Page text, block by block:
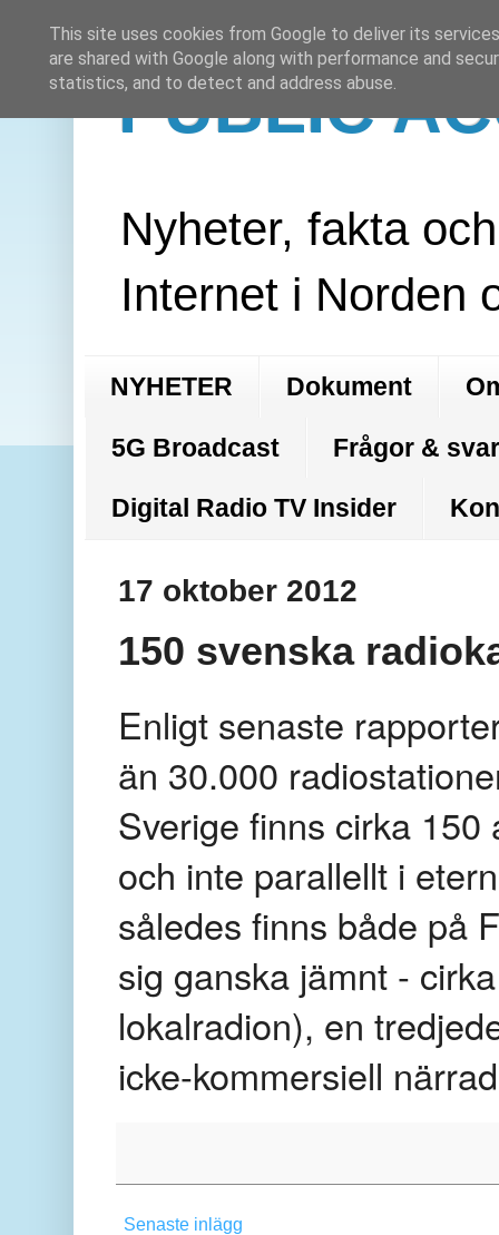
PUBLIC
Nyheter, fakta
Internet i Norden
NYHETER Dokument
5G Broadcast Frågor &
Digital Radio TV Insider
17 oktober 2012
150 svenska
Enligt senaste
än 30.000
Sverige finns cirka
och inte parallellt i
således finns både på
sig ganska jämnt -
lokalradion), en
icke-kommersiell
Senaste inlägg
This site uses cookies from Google to deliver its
are shared with Google along with performance and
statistics, and to detect and address abuse.